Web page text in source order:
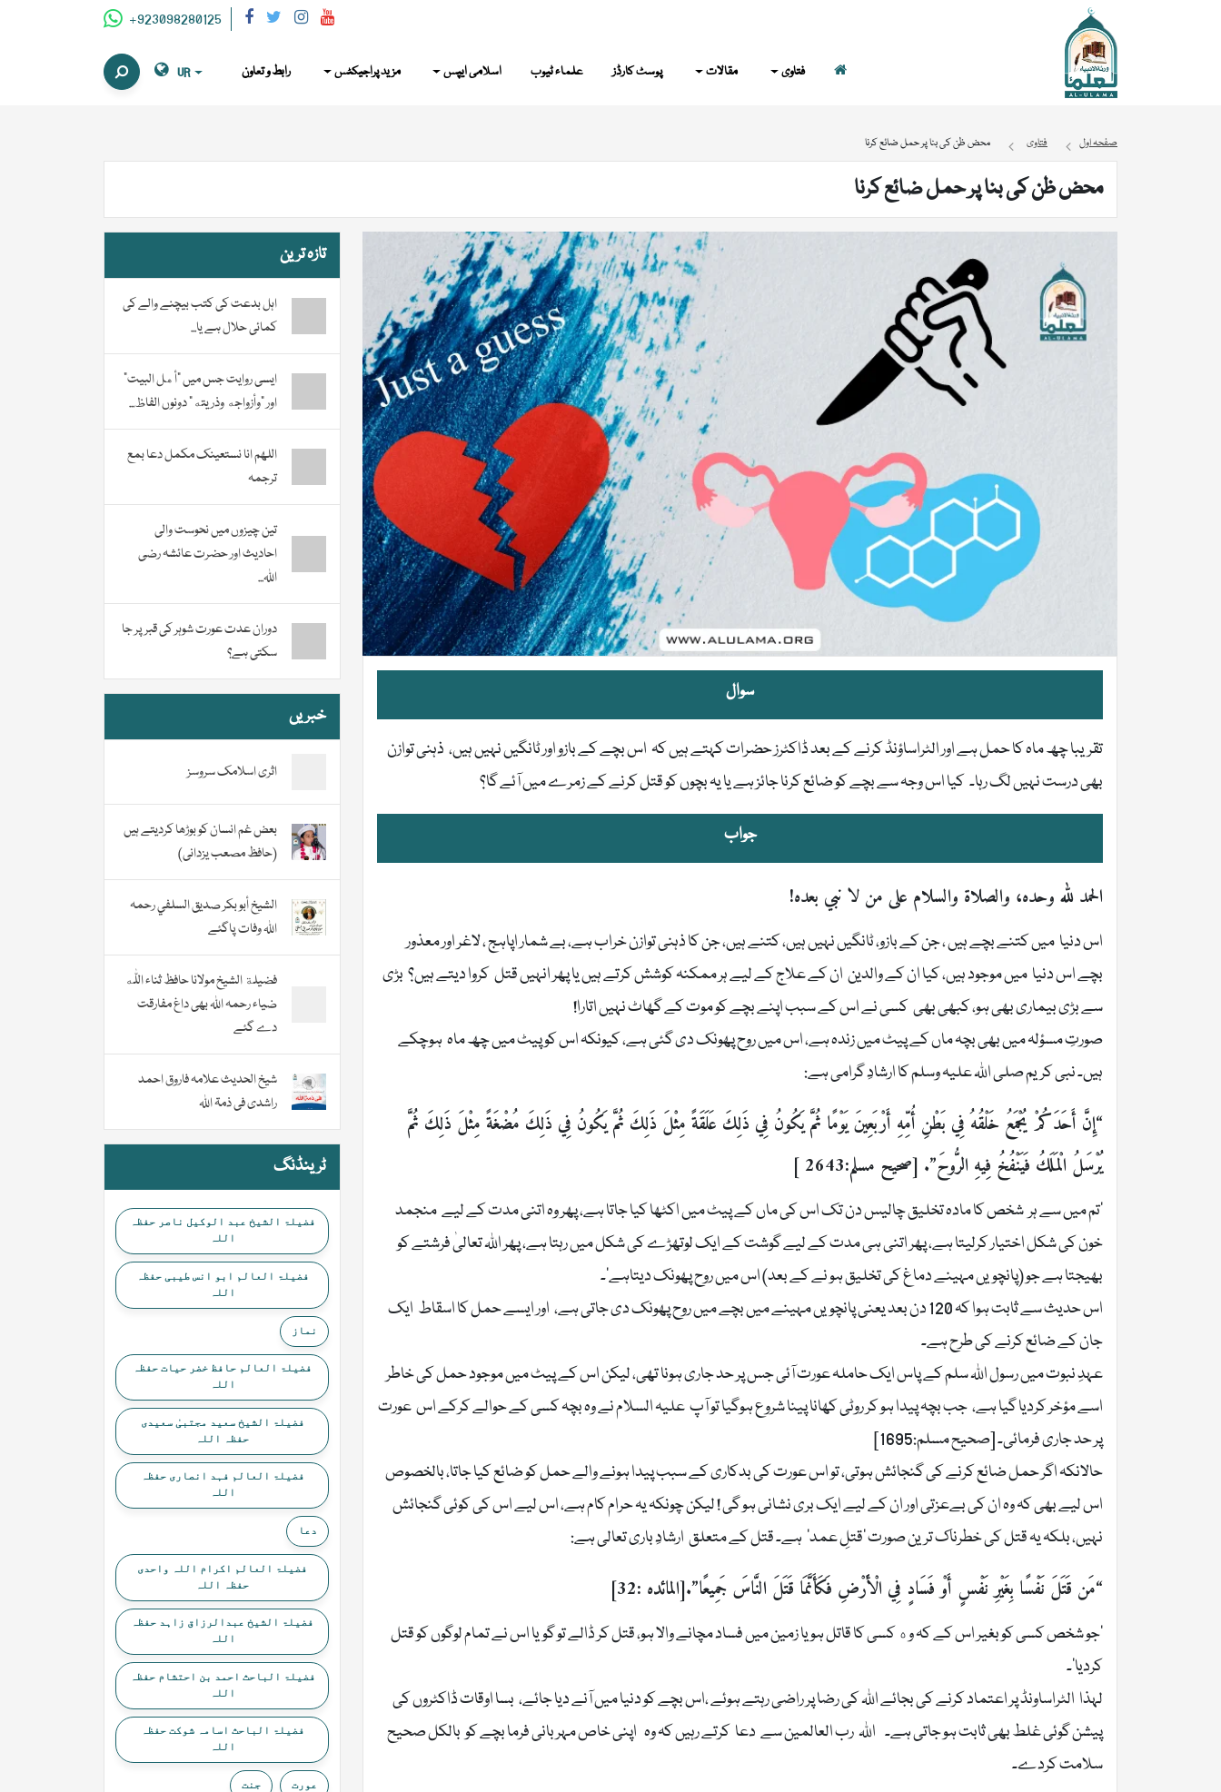
+923098280125
فتاوی مقالات پوسٹ کارڈز علماء ٹیوب اسلامی ایپس مزید پراجیکٹس رابط و تعاون UR
صفحہ اول فتاوی محض ظن کی بنا پر حمل ضائع کرنا
محض ظن کی بنا پر حمل ضائع کرنا
سوال
تقریبا چھ ماہ کا حمل ہے اور الٹراساؤنڈ کرنے کے بعد ڈاکٹرز حضرات کہتے ہیں کہ اس بچے کے بازو اور ٹانگیں نہیں ہیں، ذہنی توازن
بھی درست نہیں لگ رہا۔ کیا اس وجہ سے بچے کو ضائع کرنا جائز ہے یا یہ بچوں کو قتل کرنے کے زمرے میں آئے گا؟
جواب
الحمد لله وحده، والصلاة والسلام على من لا نبي بعده!
اس دنیا میں کتنے بچے ہیں ، جن کے بازو، ٹانگیں نہیں ہیں، کتنے ہیں، جن کا ذہنی توازن خراب ہے، بے شمار اپاہج ، لاغر اور معذور
بچے اس دنیا میں موجود ہیں، کیا ان کے والدین ان کے علاج کے لیے ہر ممکنہ کوشش کرتے ہیں یا پھر انہیں قتل کروا دیتے ہیں؟ بڑی
سے بڑی بیماری بھی ہو، کبھی بھی کسی نے اس کے سبب اپنے بچے کو موت کے گھاٹ نہیں اتارا!
صورتِ مسؤلہ میں بھی بچہ ماں کے پیٹ میں زندہ ہے، اس میں روح پھونک دی گئی ہے، کیونکہ اس کو پیٹ میں چھ ماہ ہوچکے
ہیں۔ نبی کریم صلی اللہ علیہ وسلم کا ارشادِ گرامی ہے:
“إِنَّ أَحَدَكُمْ يُجْمَعُ خَلْقُهُ فِي بَطْنِ أُمِّهِ أَرْبَعِينَ يَوْمًا ثُمَّ يَكُونُ فِي ذَلِكَ عَلَقَةً مِثْلَ ذَلِكَ ثُمَّ يَكُونُ فِي ذَلِكَ مُضْغَةً مِثْلَ ذَلِكَ ثُمَّ
يُرْسَلُ الْمَلَكُ فَيَنْفُخُ فِيهِ الرُّوحَ”. [صحيح مسلم:2643 ]
’تم میں سے ہر شخص کا مادہ تخلیق چالیس دن تک اس کی ماں کے پیٹ میں اکٹھا کیا جاتا ہے، پھر وہ اتنی مدت کے لیے منجمد
خون کی شکل اختیار کرلیتا ہے، پھر اتنی ہی مدت کے لیے گوشت کے ایک لوتھڑے کی شکل میں رہتا ہے، پھر اللہ تعالیٰ فرشتے کو
بھیجتا ہے جو (پانچویں مہینے دماغ کی تخلیق ہو نے کے بعد) اس میں روح پھونک دیتاہے‘۔
اس حدیث سے ثابت ہوا کہ 120 دن بعد یعنی پانچویں مہینے میں بچے میں روح پھونک دی جاتی ہے، اور ایسے حمل کا اسقاط ایک
جان کے ضائع کرنے کی طرح ہے۔
عہدِ نبوت میں رسول اللہ سلم کے پاس ایک حاملہ عورت آئی جس پر حد جاری ہونا تھی، لیکن اس کے پیٹ میں موجود حمل کی خاطر
اسے مؤخر کردیا گیا ہے، جب بچہ پیدا ہو کر روٹی کھانا پینا شروع ہوگیا تو آپ علیہ السلام نے وہ بچہ کسی کے حوالے کرکے اس عورت
پر حد جاری فرمائی۔ [صحيح مسلم:1695]
حالانکہ اگر حمل ضائع کرنے کی گنجائش ہوتی، تو اس عورت کی بدکاری کے سبب پیدا ہونے والے حمل کو ضائع کیا جاتا، بالخصوص
اس لیے بھی کہ وہ ان کی بےعزتی اور ان کے لیے ایک بری نشانی ہو گی ! لیکن چونکہ یہ حرام کام ہے، اس لیے اس کی کوئی گنجائش
نہیں، بلکہ یہ قتل کی خطرناک ترین صورت ’قتلِ عمد‘ ہے۔ قتل کے متعلق ارشادِ باری تعالی ہے:
“مَن قَتَلَ نَفْسًا بِغَيْرِ نَفْسٍ أَوْ فَسَادٍ فِي الْأَرْضِ فَكَأَنَّمَا قَتَلَ النَّاسَ جَمِيعًا”.[المائدہ :32]
’جو شخص کسی کو بغیر اس کے کہ وه کسی کا قاتل ہو یا زمین میں فساد مچانے والا ہو، قتل کر ڈالے تو گویا اس نے تمام لوگوں کو قتل
کردیا‘۔
لہذا الٹراساونڈ پر اعتماد کرنے کی بجائے اللہ کی رضا پر راضی رہتے ہوئے ،اس بچے کو دنیا میں آنے دیا جائے، بسا اوقات ڈاکٹروں کی
پیشن گوئی غلط بھی ثابت ہو جاتی ہے۔ اللہ رب العالمین سے دعا کرتے رہیں کہ وہ اپنی خاص مہربانی فرما بچے کو بالکل صحیح
سلامت کردے۔
تازہ ترین
اہل بدعت کی کتب بیچنے والے کی
کمائی حلال ہے یا...
ایسی روایت جس میں “أهل البيت”
اور “وأزواجه وذريته” دونوں الفاظ...
اللھم انا نستعینک مکمل دعا بمع
ترجمہ
تین چیزوں میں نحوست والی
احادیث اور حضرت عائشہ رضی
اللہ...
دوران عدت عورت شوہر کی قبر پر جا
سکتی ہے؟
خبریں
اثری اسلامک سروسز
بعض غم انسان کو بوڑھا کردیتے ہیں
(حافظ مصعب یزدانی)
الشيخ أبو بكر صديق السلفي رحمہ
اللہ وفات پاگئے
فضیلة الشيخ مولانا حافظ ثناء اللّٰه
ضیاء رحمہ اللہ بھی داغ مفارقت
دے گئے
شیخ الحدیث علامہ فاروق احمد
راشدی فی ذمۃ اللہ
ٹرینڈنگ
فضیلۃ الشیخ عبد الوکیل ناصر حفظہ
اللہ
فضیلۃ العالم ابو انس طیبی حفظہ
اللہ
نماز
فضیلۃ العالم حافظ خضر حیات حفظہ
اللہ
فضیلۃ الشیخ سعید مجتبیٰ سعیدی
حفظہ اللہ
فضیلۃ العالم فہد انصاری حفظہ
اللہ
دعا
فضیلۃ العالم اکرام اللہ واحدی
حفظہ اللہ
فضیلۃ الشیخ عبدالرزاق زاہد حفظہ
اللہ
فضیلۃ الباحث احمد بن احتشام حفظہ
اللہ
فضیلۃ الباحث اسامہ شوکت حفظہ
اللہ
عورت جنت